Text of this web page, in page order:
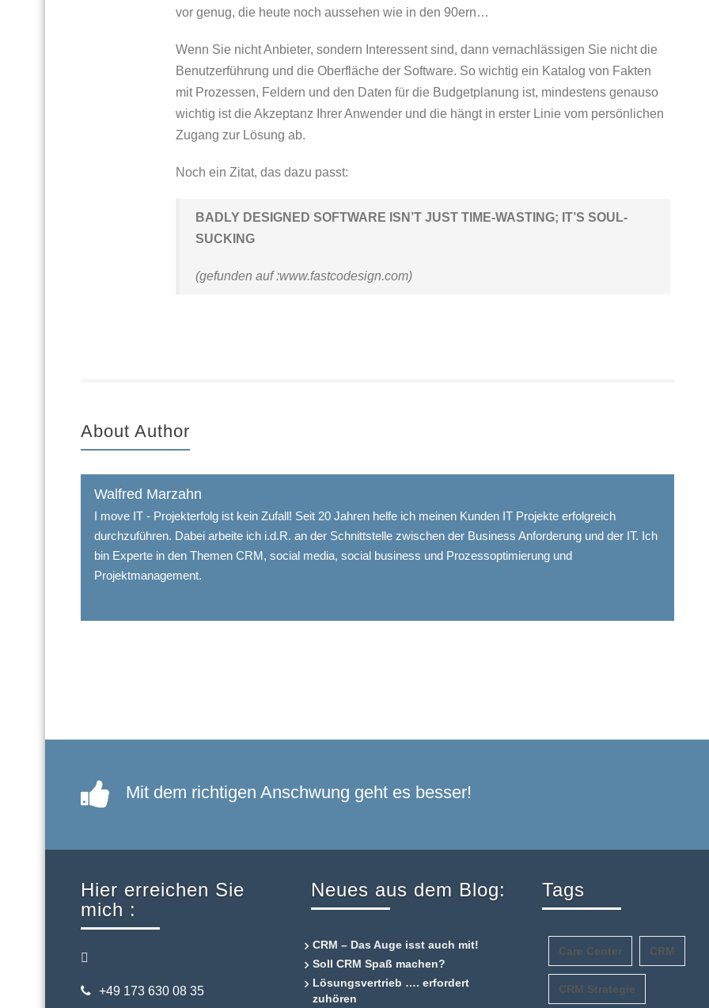
vor genug, die heute noch aussehen wie in den 90ern…
Wenn Sie nicht Anbieter, sondern Interessent sind, dann vernachlässigen Sie nicht die
Benutzerführung und die Oberfläche der Software. So wichtig ein Katalog von Fakten
mit Prozessen, Feldern und den Daten für die Budgetplanung ist, mindestens genauso
wichtig ist die Akzeptanz Ihrer Anwender und die hängt in erster Linie vom persönlichen
Zugang zur Lösung ab.
Noch ein Zitat, das dazu passt:
BADLY DESIGNED SOFTWARE ISN’T JUST TIME-WASTING; IT’S SOUL-
SUCKING
(gefunden auf :www.fastcodesign.com)
About Author
Walfred Marzahn
I move IT - Projekterfolg ist kein Zufall! Seit 20 Jahren helfe ich meinen Kunden IT Projekte erfolgreich
durchzuführen. Dabei arbeite ich i.d.R. an der Schnittstelle zwischen der Business Anforderung und der IT. Ich
bin Experte in den Themen CRM, social media, social business und Prozessoptimierung und
Projektmanagement.
Mit dem richtigen Anschwung geht es besser!
Hier erreichen Sie
mich :
+49 173 630 08 35
Neues aus dem Blog:
CRM – Das Auge isst auch mit!
Soll CRM Spaß machen?
Lösungsvertrieb …. erfordert
zuhören
Tags
Care Center CRM
CRM Strategie